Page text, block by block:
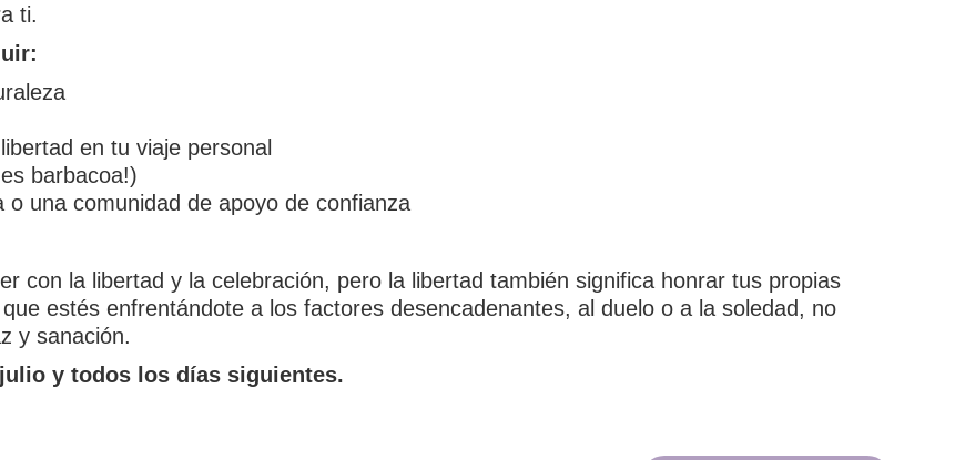
ti.
en tu viaje personal
barbacoa!)
una comunidad de apoyo de confianza
con la libertad y la celebración, pero la libertad también significa honrar tus propias
estés enfrentándote a los factores desencadenantes, al duelo o a la soledad, no
y sanación.
y todos los días siguientes.